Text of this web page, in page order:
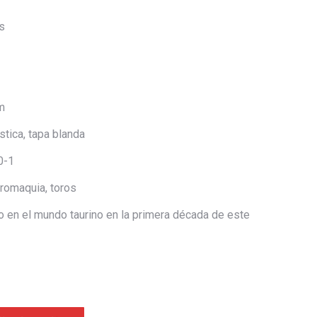
tapa blanda
1
toros
en el mundo taurino en la primera década de este